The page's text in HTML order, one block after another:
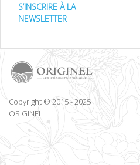
S’INSCRIRE À LA
NEWSLETTER
Copyright © 2015 - 2025
ORIGINEL